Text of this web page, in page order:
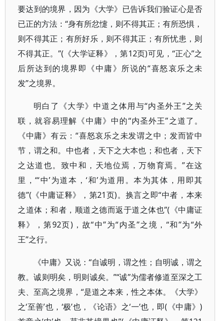
要达到的境界，因为《大学》已告诉我们验证心是否
已正的方法：“身有所忿懥，则不得其正；有所恐惧，
则不得其正；有所好乐，则不得其正；有所忧患，则
不得其正。”(《大学证释》，第12页)可见，“正心”之
后所达到的境界即《中庸》所说的“喜怒哀乐之未
发”之境界。
明白了《大学》中道之体用与“内圣外王”之关
联，就容易理解《中庸》中的“内圣外王”之道了。
《中庸》有云：“喜怒哀乐之未发谓之中；发而皆中
节，谓之和。中也者，天下之大本也；和也者，天下
之达道也。致中和，天地位焉，万物育焉。”在这
里，“‘中’为道本，‘和’为道用。本为其体，用即其
德”(《中庸证释》，第21页)。换言之即“中者，本来
之道体；和者，顺道之德而返于道之体也”(《中庸证
释》，第92页)，故“中”为“内圣”之境，“和”为“外
王”之行。
《中庸》又说：“自诚明，谓之性；自明诚，谓之
教。诚则明矣，明则诚矣。”“诚”为儒者修道至深之工
夫、至高之境界，“是道之本来，性之本体。《大学》
之‘至善’也，‘极’也，《论语》之‘一’也，即(《中庸》)